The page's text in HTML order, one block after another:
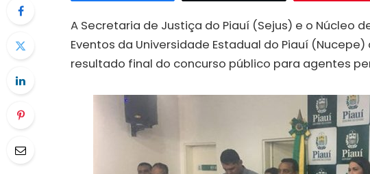
A Secretaria de Justiça do Piauí (Sejus) e o Núcleo
Eventos da Universidade Estadual do Piauí
resultado final do concurso público para agentes